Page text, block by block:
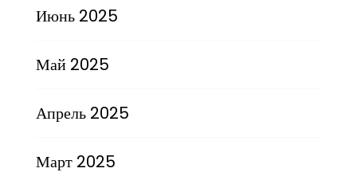
Июнь 2025
Май 2025
Апрель 2025
Март 2025